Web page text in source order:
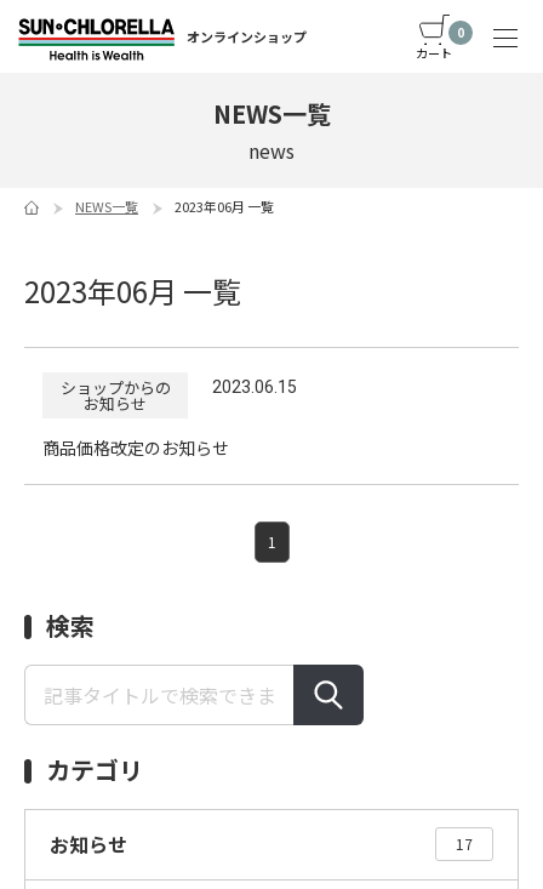
オンラインショップ
0
カート
NEWS一覧
news
NEWS一覧 2023年06月 一覧
2023年06月 一覧
ショップからの
お知らせ
2023.06.15
商品価格改定のお知らせ
1
検索
カテゴリ
お知らせ 17